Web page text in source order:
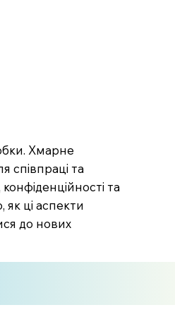
Хмарне
співпраці та
та
як ці аспекти
до нових